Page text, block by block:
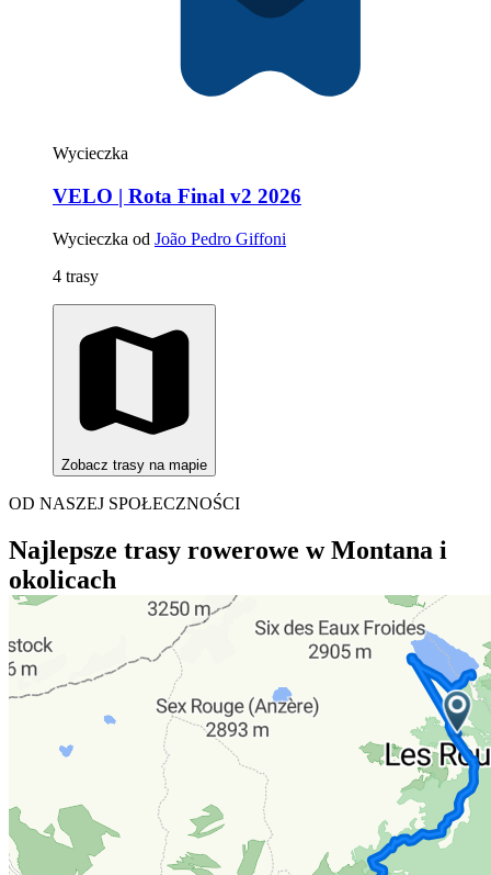
Wycieczka
VELO | Rota Final v2 2026
Wycieczka od João Pedro Giffoni
4 trasy
Zobacz trasy na mapie
OD NASZEJ SPOŁECZNOŚCI
Najlepsze trasy rowerowe w Montana i
okolicach